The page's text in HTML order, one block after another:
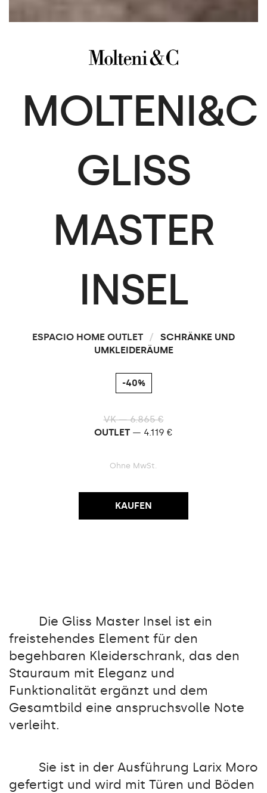
MOLTENI&C
GLISS
MASTER
INSEL
ESPACIO HOME OUTLET /
SCHRÄNKE UND
UMKLEIDERÄUME
-40%
VK — 6.865 €
OUTLET — 4.119 €
Ohne MwSt.
KAUFEN
Die Gliss Master Insel ist ein
freistehendes Element für den
begehbaren Kleiderschrank, das den
Stauraum mit Eleganz und
Funktionalität ergänzt und dem
Gesamtbild eine anspruchsvolle Note
verleiht.
Sie ist in der Ausführung Larix Moro
gefertigt und wird mit Türen und Böden